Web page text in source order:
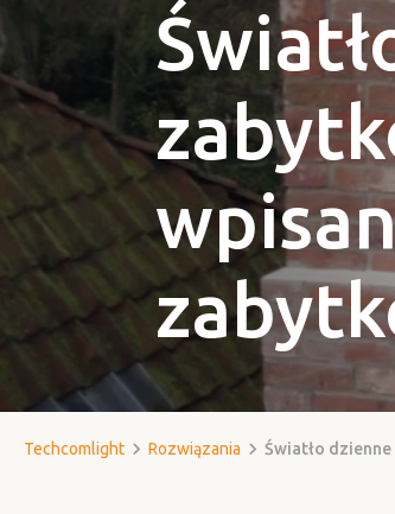
Techcomlight Rozwiązania Światło